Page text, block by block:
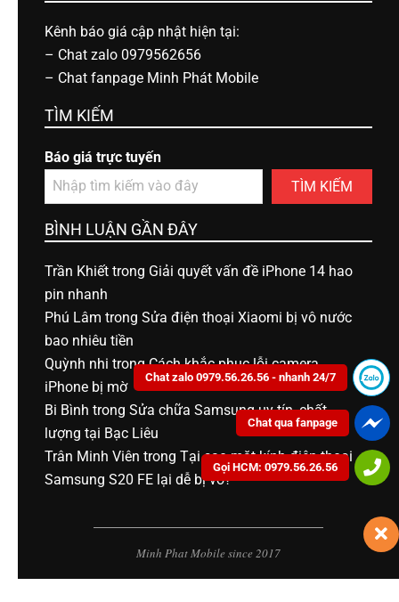
Kênh báo giá cập nhật hiện tại:
– Chat zalo 0979562656
– Chat fanpage Minh Phát Mobile
TÌM KIẾM
Báo giá trực tuyến
TÌM KIẾM
BÌNH LUẬN GẦN ĐÂY
Trần Khiết trong Giải quyết vấn đề iPhone 14 hao
pin nhanh
Phú Lâm trong Sửa điện thoại Xiaomi bị vô nước
bao nhiêu tiền
Quỳnh nhi trongCách khắc phục lỗi camera
iPhone bị mờ
Bi Bình trong Sửa chữa Samsung uy tín, chất
lượng tại Bạc Liêu
Trân Minh Viên trong Tại sao mặt kính điện thoại
Samsung S20 FE lại dễ bị vỡ?
Minh Phat Mobile since 2017
Chat zalo 0979.56.26.56 - nhanh 24/7
Chat qua fanpage
Gọi HCM: 0979.56.26.56